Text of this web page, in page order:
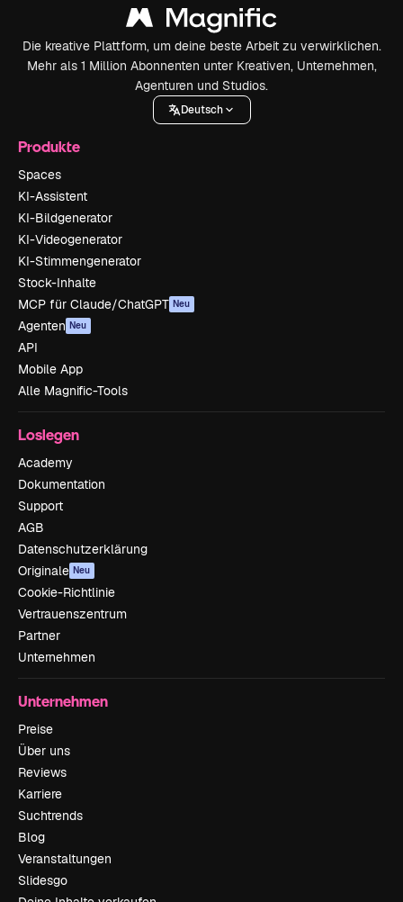
Die kreative Plattform, um deine beste Arbeit zu verwirklichen.
Mehr als 1 Million Abonnenten unter Kreativen, Unternehmen,
Agenturen und Studios.
Deutsch
Produkte
Spaces
KI-Assistent
KI-Bildgenerator
KI-Videogenerator
KI-Stimmengenerator
Stock-Inhalte
MCP für Claude/ChatGPT Neu
Agenten Neu
API
Mobile App
Alle Magnific-Tools
Loslegen
Academy
Dokumentation
Support
AGB
Datenschutzerklärung
Originale Neu
Cookie-Richtlinie
Vertrauenszentrum
Partner
Unternehmen
Unternehmen
Preise
Über uns
Reviews
Karriere
Suchtrends
Blog
Veranstaltungen
Slidesgo